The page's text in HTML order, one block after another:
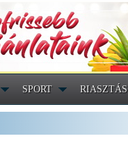
SPORT RIASZTÁS